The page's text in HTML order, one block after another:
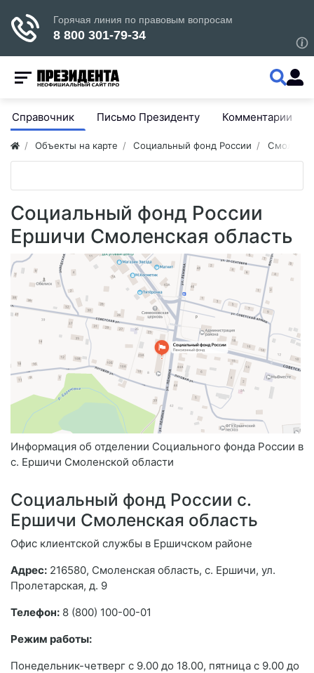
Справочник Письмо Президенту Комментарии
Объекты на карте Социальный фонд России
Социальный фонд России
Ершичи Смоленская область
Информация об отделении Социального фонда России в
с. Ершичи Смоленской области
Социальный фонд России с.
Ершичи Смоленская область
Офис клиентской службы в Ершичском районе
Адрес: 216580, Смоленская область, с. Ершичи, ул.
Пролетарская, д. 9
Телефон: 8 (800) 100-00-01
Режим работы:
Понедельник-четверг с 9.00 до 18.00, пятница с 9.00 до